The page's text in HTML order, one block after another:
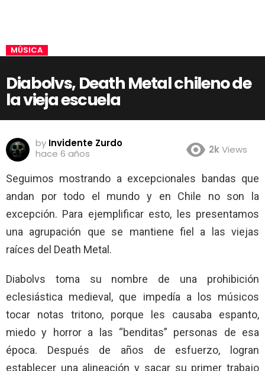
MÚSICA
Diabolvs, Death Metal chileno de
la vieja escuela
by Invidente Zurdo
hace 6 años
2kViews
Seguimos mostrando a excepcionales bandas que
andan por todo el mundo y en Chile no son la
excepción. Para ejemplificar esto, les presentamos
una agrupación que se mantiene fiel a las viejas
raíces del Death Metal.
Diabolvs toma su nombre de una prohibición
eclesiástica medieval, que impedía a los músicos
tocar notas tritono, porque les causaba espanto,
miedo y horror a las “benditas” personas de esa
época. Después de años de esfuerzo, logran
establecer una alineación y sacar su primer trabajo